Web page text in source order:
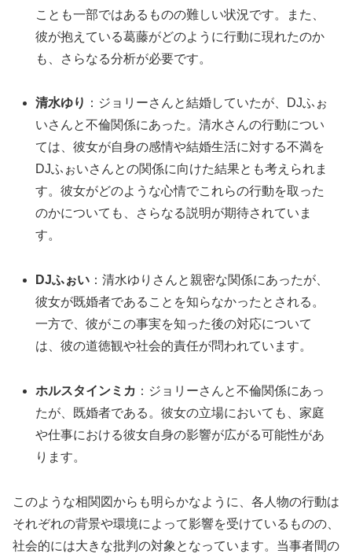
ことも一部ではあるものの難しい状況です。また、
彼が抱えている葛藤がどのように行動に現れたのか
も、さらなる分析が必要です。
清水ゆり ：ジョリーさんと結婚していたが、DJふぉ
いさんと不倫関係にあった。清水さんの行動につい
ては、彼女が自身の感情や結婚生活に対する不満を
DJふぉいさんとの関係に向けた結果とも考えられま
す。彼女がどのような心情でこれらの行動を取った
のかについても、さらなる説明が期待されていま
す。
DJふぉい ：清水ゆりさんと親密な関係にあったが、
彼女が既婚者であることを知らなかったとされる。
一方で、彼がこの事実を知った後の対応について
は、彼の道徳観や社会的責任が問われています。
ホルスタインミカ ：ジョリーさんと不倫関係にあっ
たが、既婚者である。彼女の立場においても、家庭
や仕事における彼女自身の影響が広がる可能性があ
ります。
このような相関図からも明らかなように、各人物の行動は
それぞれの背景や環境によって影響を受けているものの、
社会的には大きな批判の対象となっています。当事者間の